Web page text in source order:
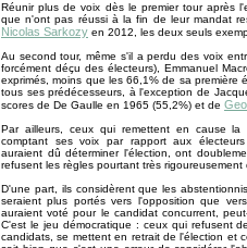
Réunir plus de voix dès le premier tour après
que n'ont pas réussi à la fin de leur mandat
Nicolas Sarkozy en 2012, les deux seuls
Au second tour, même s'il a perdu des voix
forcément déçu des électeurs), Emmanuel
exprimés, moins que les 66,1% de sa première
tous ses prédécesseurs, à l'exception de
scores de De Gaulle en 1965 (55,2%) et de
Par ailleurs, ceux qui remettent en cause
comptant ses voix par rapport aux
auraient dû déterminer l'élection, ont
refusent les règles pourtant très
D'une part, ils considèrent que les
seraient plus portés vers l'opposition que
auraient voté pour le candidat concurrent,
C'est le jeu démocratique : ceux qui refusent
candidats, se mettent en retrait de l'élection et